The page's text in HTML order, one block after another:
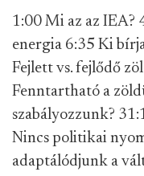
1:00 Mi az az IEA?
energia 6:35 Ki
Fejlett vs. fejlődő
Fenntartható a
szabályozzunk?
Nincs politikai
adaptálódjunk a